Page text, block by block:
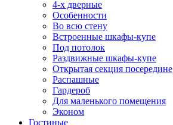
4-х дверные
Особенности
Во всю стену
Встроенные шкафы-купе
Под потолок
Раздвижные шкафы-купе
Открытая секция посередине
Распашные
Гардероб
Для маленького помещения
Эконом
Гостиные